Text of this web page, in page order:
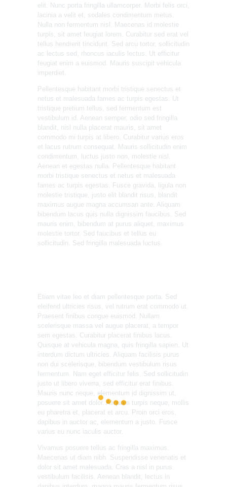
elit. Nunc porta fringilla ullamcorper. Morbi felis orci,
lacinia a velit et, sodales condimentum metus.
Nulla non fermentum nisl. Maecenas id molestie
turpis, sit amet feugiat lorem. Curabitur sed erat vel
tellus hendrerit tincidunt. Sed arcu tortor, sollicitudin
ac lectus sed, rhoncus iaculis lectus. Ut efficitur
feugiat enim a euismod. Mauris suscipit vehicula
imperdiet.
Pellentesque habitant morbi tristique senectus et
netus et malesuada fames ac turpis egestas. Ut
tristique pretium tellus, sed fermentum est
vestibulum id. Aenean semper, odio sed fringilla
blandit, nisl nulla placerat mauris, sit amet
commodo mi turpis at libero. Curabitur varius eros
et lacus rutrum consequat. Mauris sollicitudin enim
condimentum, luctus justo non, molestie nisl.
Aenean et egestas nulla. Pellentesque habitant
morbi tristique senectus et netus et malesuada
fames ac turpis egestas. Fusce gravida, ligula non
molestie tristique, justo elit blandit risus, blandit
maximus augue magna accumsan ante. Aliquam
bibendum lacus quis nulla dignissim faucibus. Sed
mauris enim, bibendum at purus aliquet, maximus
molestie tortor. Sed faucibus et tellus eu
sollicitudin. Sed fringilla malesuada luctus.
Etiam vitae leo et diam pellentesque porta. Sed
eleifend ultricies risus, vel rutrum erat commodo ut.
Praesent finibus congue euismod. Nullam
scelerisque massa vel augue placerat, a tempor
sem egestas. Curabitur placerat finibus lacus.
Quisque at vehicula magna, quis fringilla sapien. Ut
interdum dictum ultricies. Aliquam facilisis purus
non dui scelerisque, bibendum vestibulum risus
fermentum. Nam eget efficitur felis. Sed sollicitudin
justo ut libero viverra, sed efficitur erat finibus.
Mauris nunc neque, elementum id dignissim ut,
posuere sit amet dolor. Aliquam turpis neque, mollis
eu pharetra et, placerat et arcu. Proin orci eros,
dapibus in auctor ac, elementum a justo. Fusce
varius eu nunc iaculis auctor.
Vivamus posuere tellus ac fringilla maximus.
Maecenas ut diam nibh. Suspendisse venenatis et
dolor sit amet malesuada. Cras a nisl in purus
vestibulum facilisis. Aenean blandit, lectus in